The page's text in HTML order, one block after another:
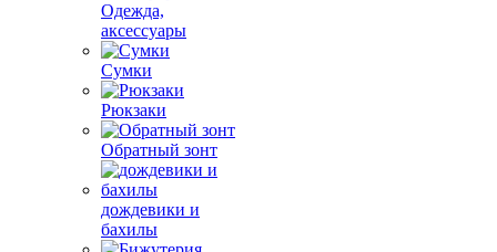
Одежда,
аксессуары
Сумки
Рюкзаки
Обратный зонт
дождевики и
бахилы